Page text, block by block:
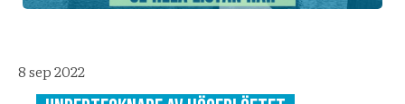
8 sep 2022